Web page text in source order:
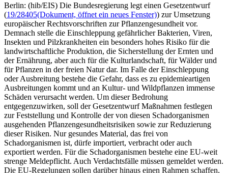
Berlin: (hib/EIS) Die Bundesregierung legt einen Gesetzentwurf
(19/28405(Dokument, öffnet ein neues Fenster)) zur Umsetzung
europäischer Rechtsvorschriften zur Pflanzengesundheit vor.
Demnach stelle die Einschleppung gefährlicher Bakterien, Viren,
Insekten und Pilzkrankheiten ein besonders hohes Risiko für die
landwirtschaftliche Produktion, die Sicherstellung der Ernten und
der Ernährung, aber auch für die Kulturlandschaft, für Wälder und
für Pflanzen in der freien Natur dar. Im Falle der Einschleppung
oder Ausbreitung bestehe die Gefahr, dass es zu epidemieartigen
Ausbreitungen kommt und an Kultur- und Wildpflanzen immense
Schäden verursacht werden. Um dieser Bedrohung
entgegenzuwirken, soll der Gesetzentwurf Maßnahmen festlegen
zur Feststellung und Kontrolle der von diesen Schadorganismen
ausgehenden Pflanzengesundheitsrisiken sowie zur Reduzierung
dieser Risiken. Nur gesundes Material, das frei von
Schadorganismen ist, dürfe importiert, verbracht oder auch
exportiert werden. Für die Schadorganismen bestehe eine EU-weit
strenge Meldepflicht. Auch Verdachtsfälle müssen gemeldet werden.
Die EU-Regelungen sollen darüber hinaus einen Rahmen schaffen,